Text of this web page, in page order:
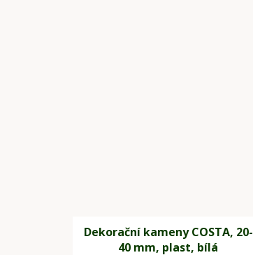
Dekorační kameny COSTA, 20-
40 mm, plast, bílá